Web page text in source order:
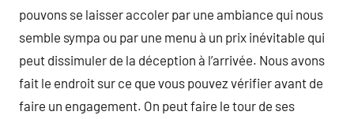
pouvons se laisser accoler par une ambiance qui nous
semble sympa ou par une menu à un prix inévitable qui
peut dissimuler de la déception à l’arrivée. Nous avons
fait le endroit sur ce que vous pouvez vérifier avant de
faire un engagement. On peut faire le tour de ses